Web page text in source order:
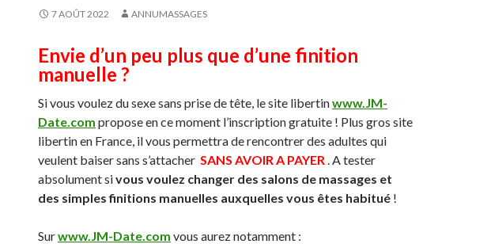
7 AOÛT 2022 ANNUMASSAGES
Envie d’un peu plus que d’une finition
manuelle ?
Si vous voulez du sexe sans prise de tête, le site libertinwww.JM-
Date.com propose en ce moment l’inscription gratuite ! Plus gros site
libertin en France, il vous permettra de rencontrer des adultes qui
veulent baiser sans s’attacher SANS AVOIR A PAYER. A tester
absolument sivous voulez changer des salons de massages et
des simples finitions manuelles auxquelles vous êtes habitué !
Surwww.JM-Date.com vous aurez notamment :